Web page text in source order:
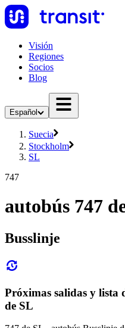
Visión
Regiones
Socios
Blog
Español
Suecia
Stockholm
SL
747
autobús 747
Busslinje
Próximas salidas y lista
de SL